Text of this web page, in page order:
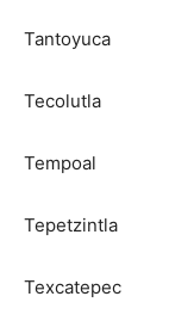
Tantoyuca
Tecolutla
Tempoal
Tepetzintla
Texcatepec